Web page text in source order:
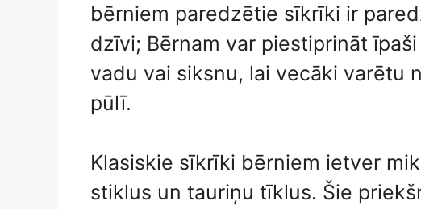
bērniem paredzētie sīkrīki ir
dzīvi; Bērnam var piestiprināt
vadu vai siksnu, lai vecāki varētu
pūlī.
Klasiskie sīkrīki bērniem ietver
stiklus un tauriņu tīklus. Šie